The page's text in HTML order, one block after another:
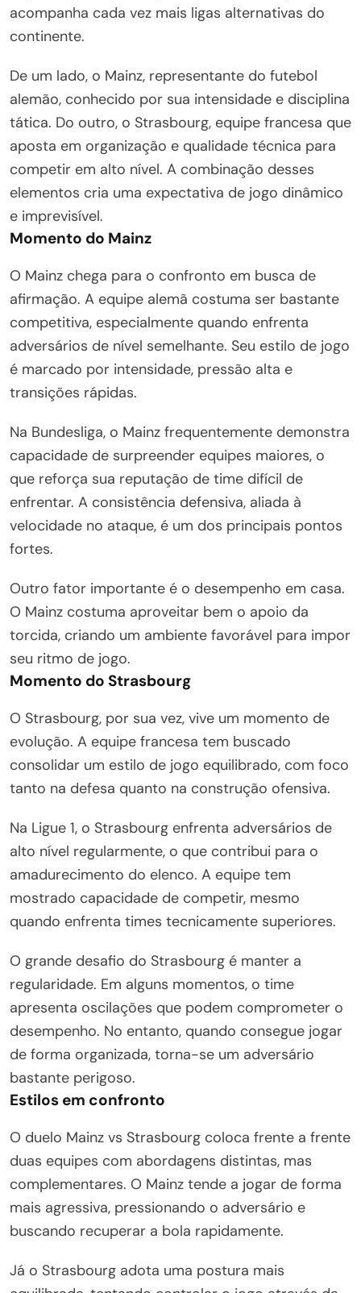
acompanha cada vez mais ligas alternativas do
continente.
De um lado, o Mainz, representante do futebol
alemão, conhecido por sua intensidade e disciplina
tática. Do outro, o Strasbourg, equipe francesa que
aposta em organização e qualidade técnica para
competir em alto nível. A combinação desses
elementos cria uma expectativa de jogo dinâmico
e imprevisível.
Momento do Mainz
O Mainz chega para o confronto em busca de
afirmação. A equipe alemã costuma ser bastante
competitiva, especialmente quando enfrenta
adversários de nível semelhante. Seu estilo de jogo
é marcado por intensidade, pressão alta e
transições rápidas.
Na Bundesliga, o Mainz frequentemente demonstra
capacidade de surpreender equipes maiores, o
que reforça sua reputação de time difícil de
enfrentar. A consistência defensiva, aliada à
velocidade no ataque, é um dos principais pontos
fortes.
Outro fator importante é o desempenho em casa.
O Mainz costuma aproveitar bem o apoio da
torcida, criando um ambiente favorável para impor
seu ritmo de jogo.
Momento do Strasbourg
O Strasbourg, por sua vez, vive um momento de
evolução. A equipe francesa tem buscado
consolidar um estilo de jogo equilibrado, com foco
tanto na defesa quanto na construção ofensiva.
Na Ligue 1, o Strasbourg enfrenta adversários de
alto nível regularmente, o que contribui para o
amadurecimento do elenco. A equipe tem
mostrado capacidade de competir, mesmo
quando enfrenta times tecnicamente superiores.
O grande desafio do Strasbourg é manter a
regularidade. Em alguns momentos, o time
apresenta oscilações que podem comprometer o
desempenho. No entanto, quando consegue jogar
de forma organizada, torna-se um adversário
bastante perigoso.
Estilos em confronto
O duelo Mainz vs Strasbourg coloca frente a frente
duas equipes com abordagens distintas, mas
complementares. O Mainz tende a jogar de forma
mais agressiva, pressionando o adversário e
buscando recuperar a bola rapidamente.
Já o Strasbourg adota uma postura mais